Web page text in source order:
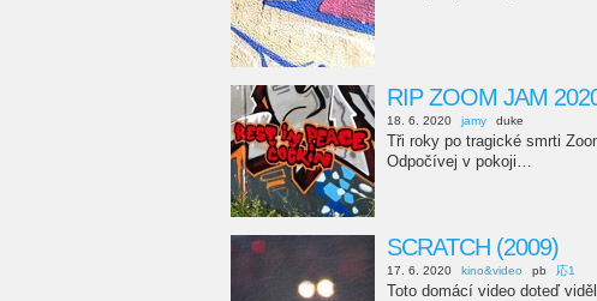
RIP ZOOM JAM
18. 6. 2020 jamy duke
Tři roky po tragické smrti
Odpočívej v pokoji…
SCRATCH (2009)
17. 6. 2020 kino&video pb 応1
Toto domácí video doteď